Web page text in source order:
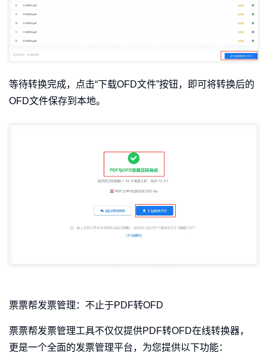
等待转换完成，点击“下载OFD文件”按钮，即可将转换后的
OFD文件保存到本地。
票票帮发票管理：不止于PDF转OFD
票票帮发票管理工具不仅仅提供PDF转OFD在线转换器，
更是一个全面的发票管理平台，为您提供以下功能：